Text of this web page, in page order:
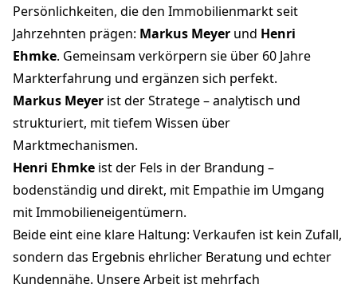
Persönlichkeiten, die den Immobilienmarkt seit
Jahrzehnten prägen: Markus Meyer und Henri
Ehmke. Gemeinsam verkörpern sie über 60 Jahre
Markterfahrung und ergänzen sich perfekt.
Markus Meyer ist der Stratege – analytisch und
strukturiert, mit tiefem Wissen über
Marktmechanismen.
Henri Ehmke ist der Fels in der Brandung –
bodenständig und direkt, mit Empathie im Umgang
mit Immobilieneigentümern.
Beide eint eine klare Haltung: Verkaufen ist kein Zufall,
sondern das Ergebnis ehrlicher Beratung und echter
Kundennähe. Unsere Arbeit ist mehrfach